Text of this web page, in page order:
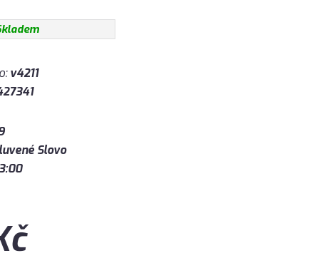
v4211
Slovo